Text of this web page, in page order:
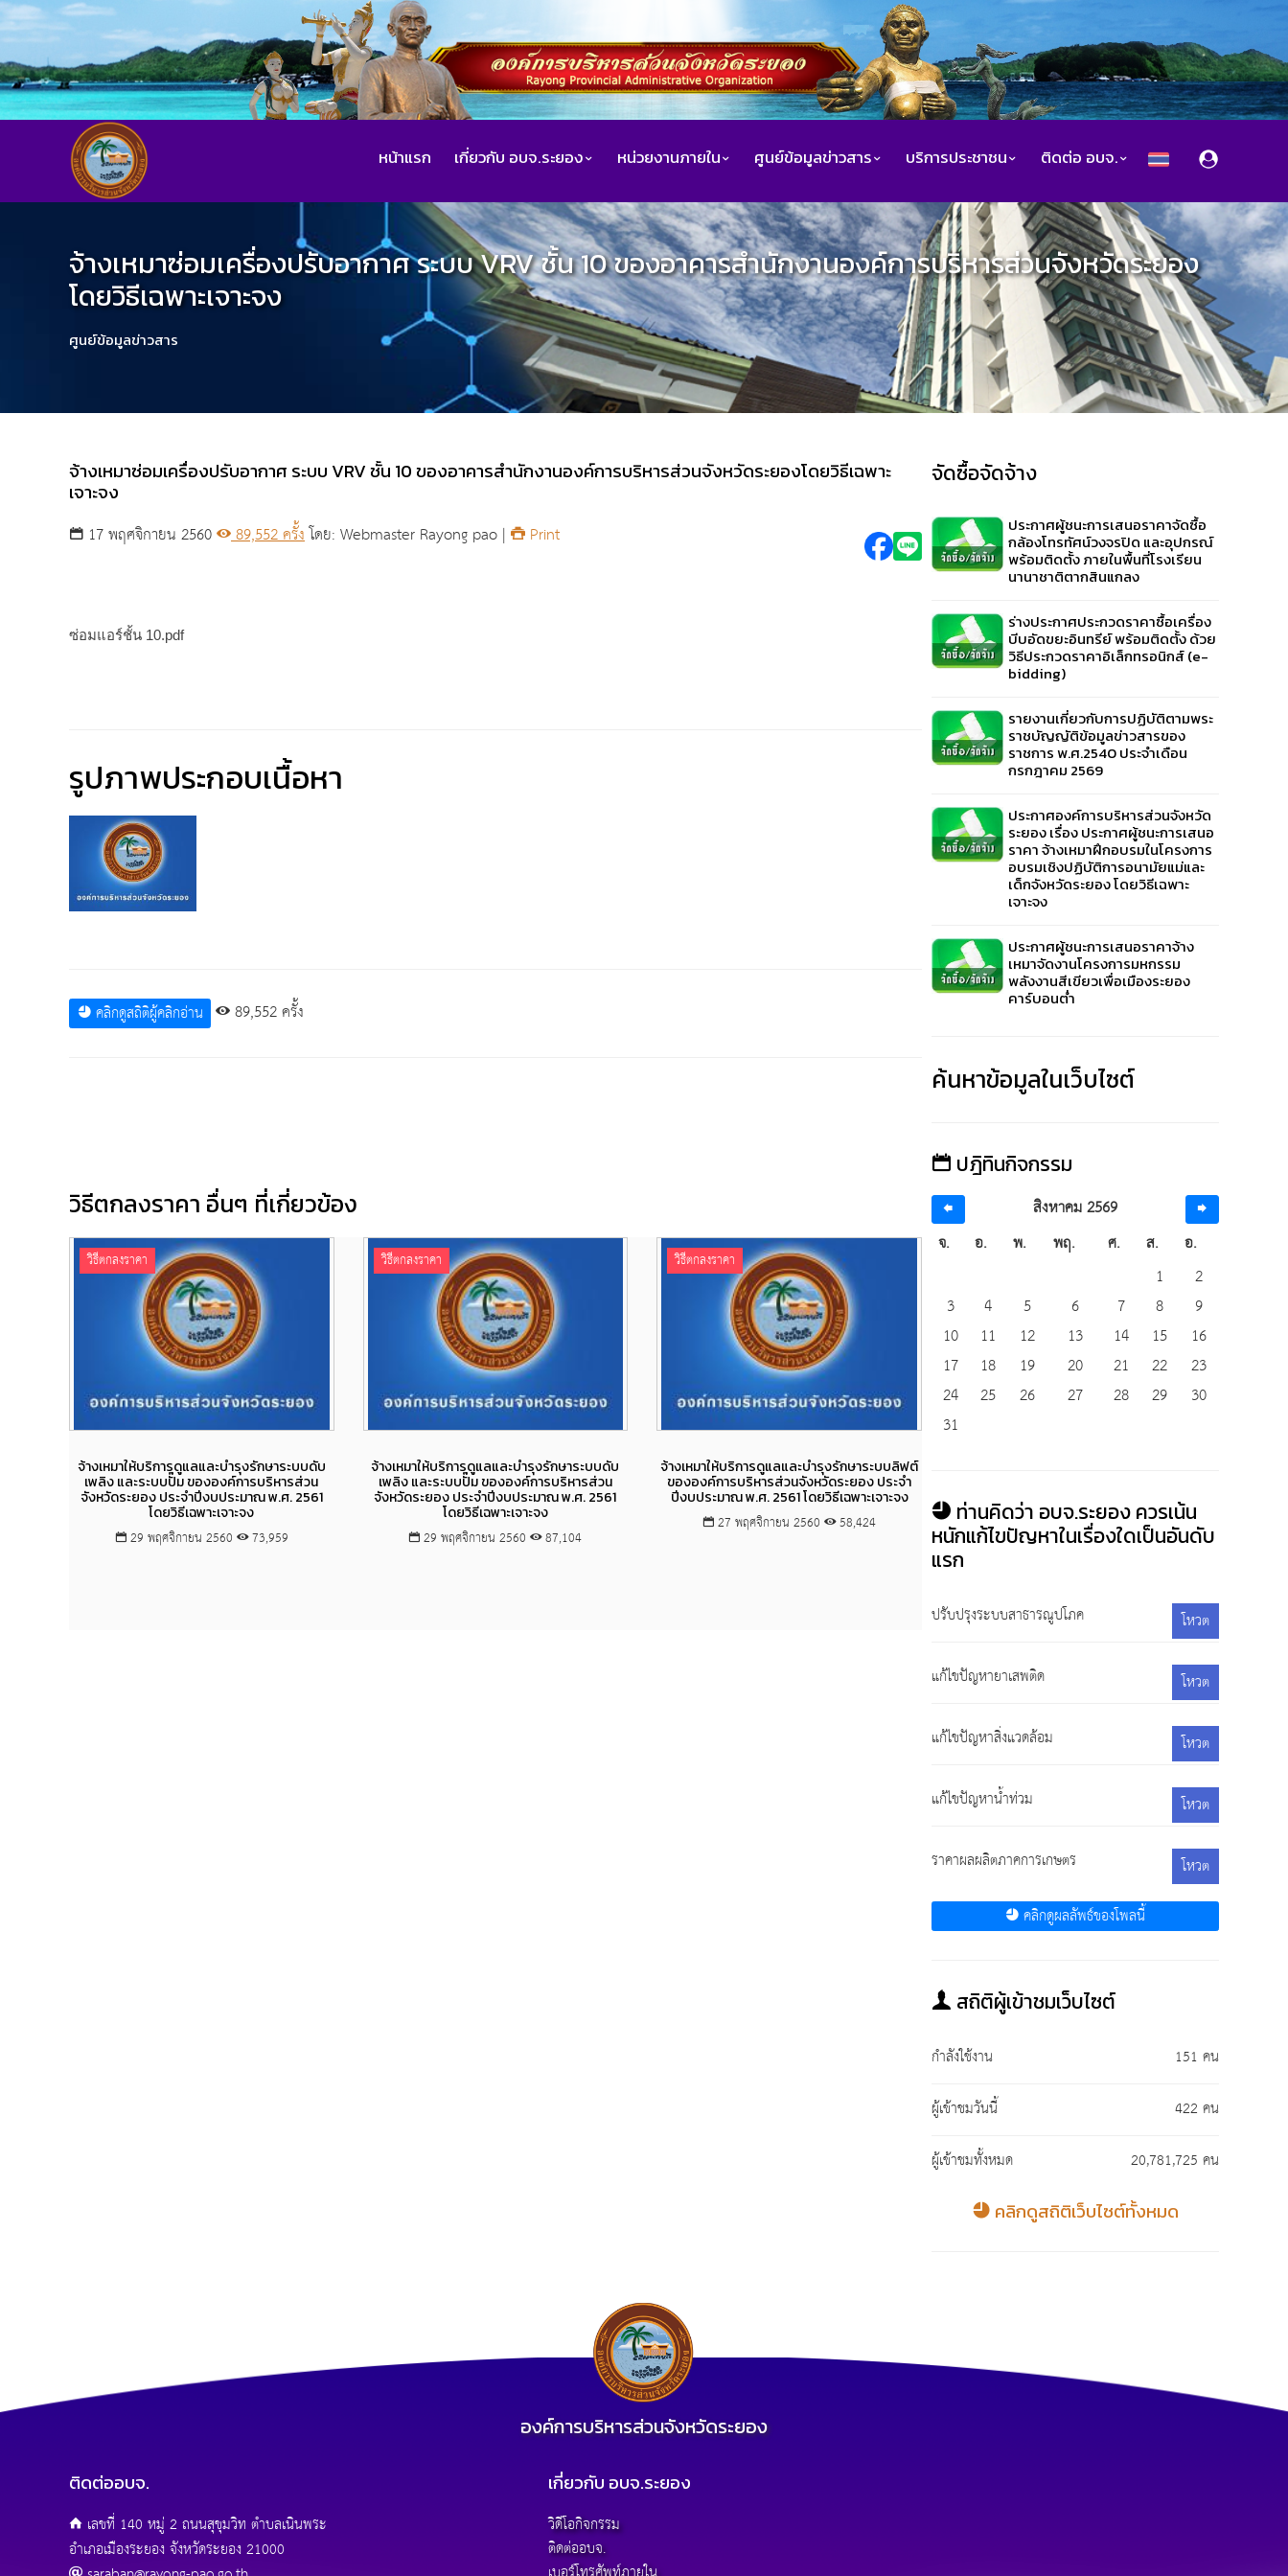
หน้าแรก เกี่ยวกับ อบจ.ระยอง หน่วยงานภายใน ศูนย์ข้อมูลข่าวสาร บริการประชาชน ติดต่อ อบจ.
จ้างเหมาซ่อมเครื่องปรับอากาศ ระบบ VRV ชั้น 10 ของอาคารสำนักงานองค์การบริหารส่วนจังหวัดระยอง
โดยวิธีเฉพาะเจาะจง
ศูนย์ข้อมูลข่าวสาร
จ้างเหมาซ่อมเครื่องปรับอากาศ ระบบ VRV ชั้น 10 ของอาคารสำนักงานองค์การบริหารส่วนจังหวัดระยองโดยวิธีเฉพาะ
เจาะจง
17 พฤศจิกายน 2560 89,552 ครั้งโดย: Webmaster Rayong pao | Print
ซ่อมแอร์ชั้น 10.pdf
รูปภาพประกอบเนื้อหา
คลิกดูสถิติผู้คลิกอ่าน 89,552 ครั้ง
วิธีตกลงราคา อื่นๆ ที่เกี่ยวข้อง
วิธีตกลงราคา
จ้างเหมาให้บริการดูแลและบำรุงรักษาระบบดับ
เพลิง และระบบปั๊ม ขององค์การบริหารส่วน
จังหวัดระยอง ประจำปีงบประมาณ พ.ศ. 2561
โดยวิธีเฉพาะเจาะจง
29 พฤศจิกายน 2560 73,959
วิธีตกลงราคา
จ้างเหมาให้บริการดูแลและบำรุงรักษาระบบดับ
เพลิง และระบบปั๊ม ขององค์การบริหารส่วน
จังหวัดระยอง ประจำปีงบประมาณ พ.ศ. 2561
โดยวิธีเฉพาะเจาะจง
29 พฤศจิกายน 2560 87,104
วิธีตกลงราคา
จ้างเหมาให้บริการดูแลและบำรุงรักษาระบบลิฟต์
ขององค์การบริหารส่วนจังหวัดระยอง ประจำ
ปีงบประมาณ พ.ศ. 2561 โดยวิธีเฉพาะเจาะจง
27 พฤศจิกายน 2560 58,424
ปีงบประมาณ พ.ศ. 2561 โดยวิธีเฉพาะเจาะจง
27 พฤศจิกายน 2560 89,643
จัดซื้อจัดจ้าง
ประกาศผู้ชนะการเสนอราคาจัดซื้อ
กล้องโทรทัศน์วงจรปิด และอุปกรณ์
พร้อมติดตั้ง ภายในพื้นที่โรงเรียน
นานาชาติตากสินแกลง
ร่างประกาศประกวดราคาซื้อเครื่อง
บีบอัดขยะอินทรีย์ พร้อมติดตั้ง ด้วย
วิธีประกวดราคาอิเล็กทรอนิกส์ (e-
bidding)
รายงานเกี่ยวกับการปฏิบัติตามพระ
ราชบัญญัติข้อมูลข่าวสารของ
ราชการ พ.ศ.2540 ประจำเดือน
กรกฎาคม 2569
ประกาศองค์การบริหารส่วนจังหวัด
ระยอง เรื่อง ประกาศผู้ชนะการเสนอ
ราคา จ้างเหมาฝึกอบรมในโครงการ
อบรมเชิงปฏิบัติการอนามัยแม่และ
เด็กจังหวัดระยอง โดยวิธีเฉพาะ
เจาะจง
ประกาศผู้ชนะการเสนอราคาจ้าง
เหมาจัดงานโครงการมหกรรม
พลังงานสีเขียวเพื่อเมืองระยอง
คาร์บอนต่ำ
ค้นหาข้อมูลในเว็บไซต์
ปฎิทินกิจกรรม
สิงหาคม 2569
จ.
อ. พ. พฤ. ศ. ส.
อ.
1
2
3
4 5 6 7 8
9
10
11 12 13 14 15
16
17
18 19 20 21 22
23
24
25 26 27 28 29
30
31
ท่านคิดว่า อบจ.ระยอง ควรเน้น
หนักแก้ไขปัญหาในเรื่องใดเป็นอันดับ
แรก
ปรับปรุงระบบสาธารณูปโภค โหวต
แก้ไขปัญหายาเสพติด โหวต
แก้ไขปัญหาสิ่งแวดล้อม โหวต
แก้ไขปัญหาน้ำท่วม โหวต
ราคาผลผลิตภาคการเกษตร
โหวต
คลิกดูผลลัพธ์ของโพลนี้
สถิติผู้เข้าชมเว็บไซต์
กำลังใช้งาน
151 คน
ผู้เข้าชมวันนี้
422 คน
ผู้เข้าชมทั้งหมด
20,781,725 คน
คลิกดูสถิติเว็บไซต์ทั้งหมด
องค์การบริหารส่วนจังหวัดระยอง
ติดต่ออบจ.
เลขที่ 140 หมู่ 2 ถนนสุขุมวิท ตำบลเนินพระ
อำเภอเมืองระยอง จังหวัดระยอง 21000
เกี่ยวกับ อบจ.ระยอง
วิดีโอกิจกรรม
ติดต่ออบจ.